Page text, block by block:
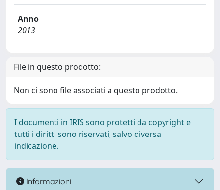
Anno
2013
File in questo prodotto:
Non ci sono file associati a questo prodotto.
I documenti in IRIS sono protetti da copyright e
tutti i diritti sono riservati, salvo diversa
indicazione.
Informazioni